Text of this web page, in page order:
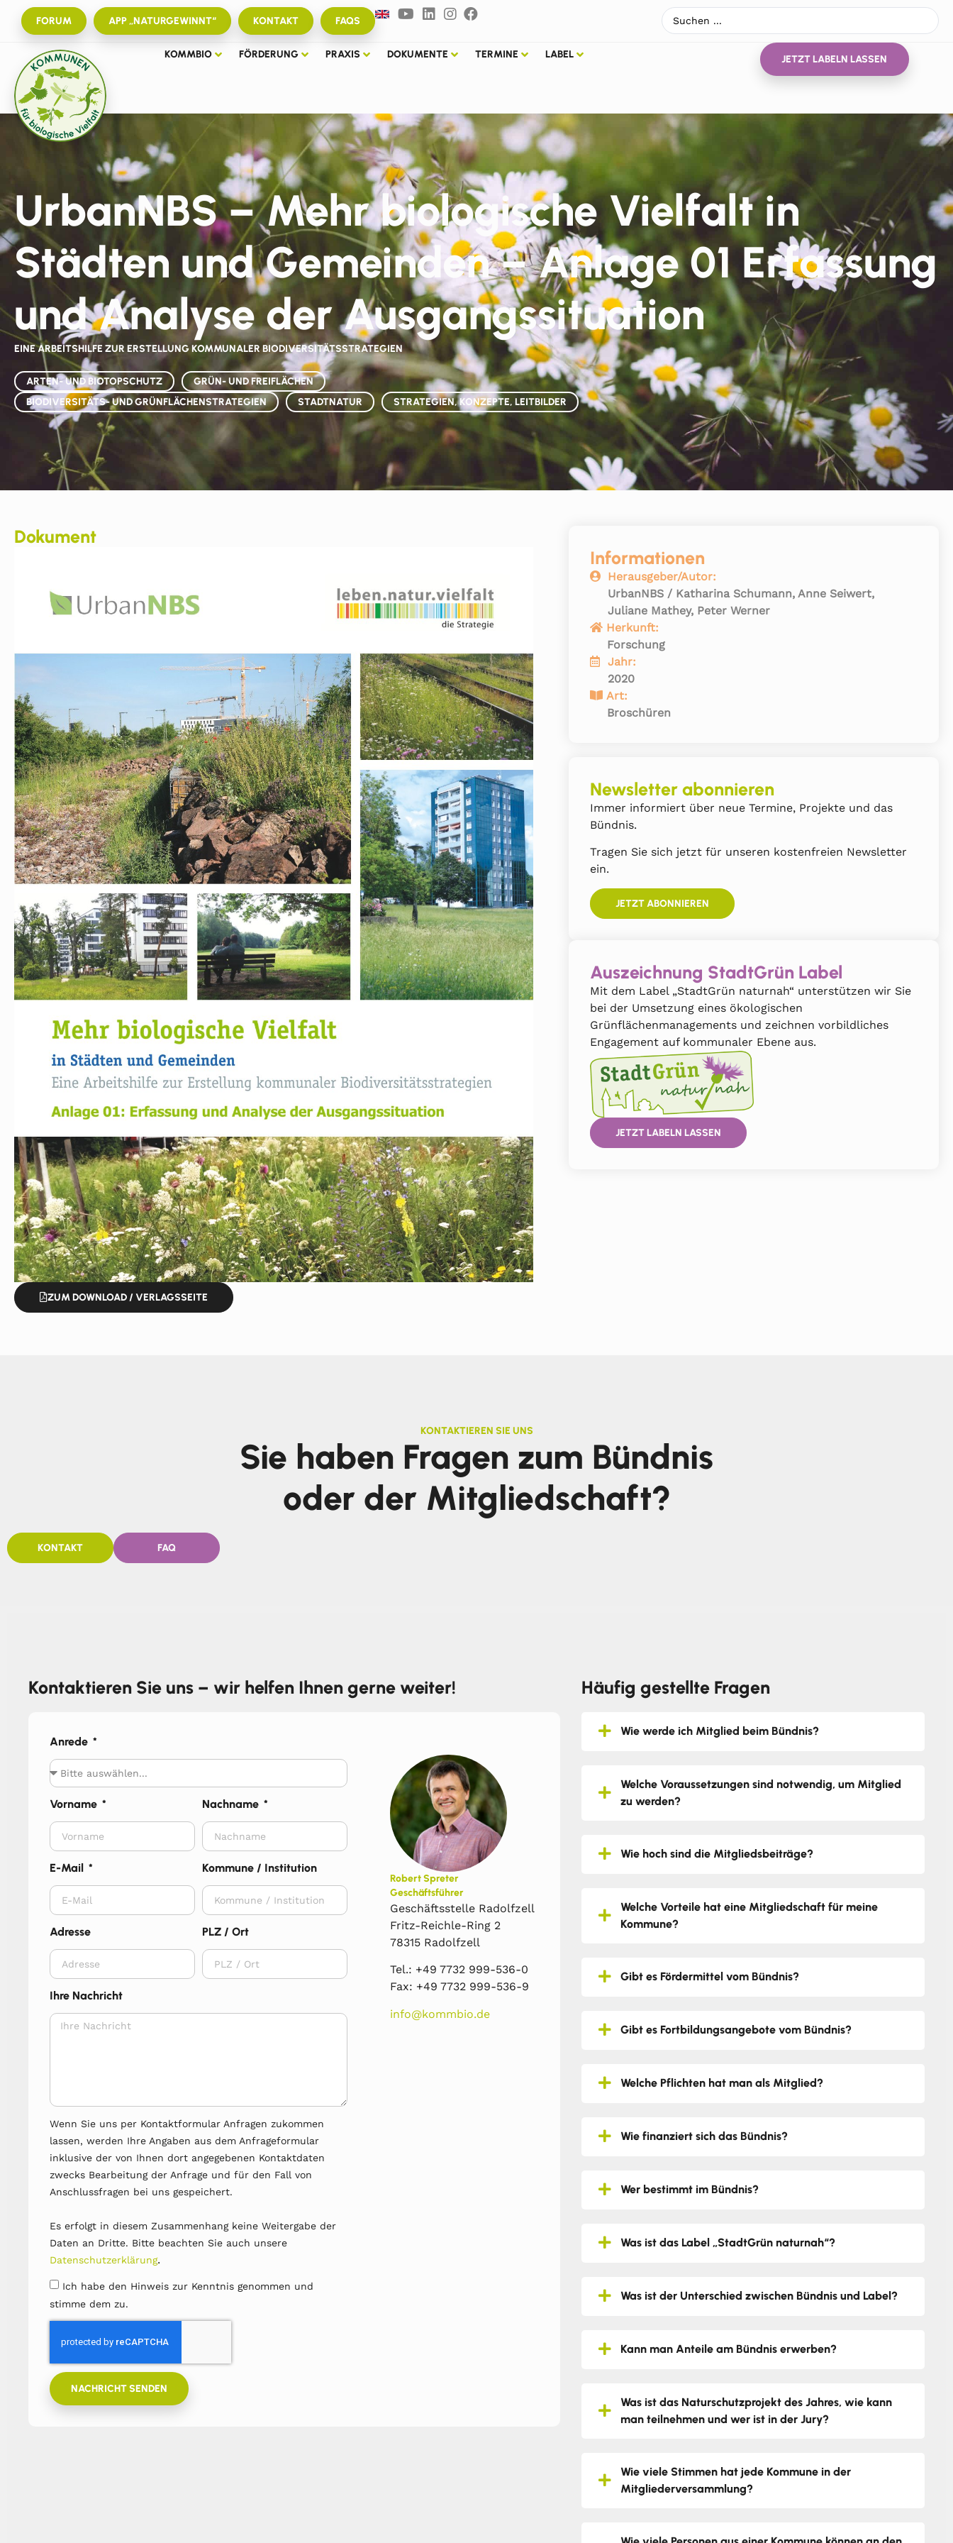
FORUM APP „NATURGEWINNT“ KONTAKT FAQS
KOMMBIO FÖRDERUNG PRAXIS DOKUMENTE TERMINE LABEL JETZT LABELN LASSEN
UrbanNBS – Mehr biologische Vielfalt in
Städten und Gemeinden – Anlage 01 Erfassung
und Analyse der Ausgangssituation
EINE ARBEITSHILFE ZUR ERSTELLUNG KOMMUNALER BIODIVERSITÄTSSTRATEGIEN
ARTEN- UND BIOTOPSCHUTZ
GRÜN- UND FREIFLÄCHEN
BIODIVERSITÄTS- UND GRÜNFLÄCHENSTRATEGIEN
STADTNATUR STRATEGIEN, KONZEPTE, LEITBILDER
Dokument
ZUM DOWNLOAD / VERLAGSSEITE
Informationen
Herausgeber/Autor:
UrbanNBS / Katharina Schumann, Anne Seiwert,
Juliane Mathey, Peter Werner
Herkunft:
Forschung
Jahr:
2020
Art:
Broschüren
Newsletter abonnieren
Immer informiert über neue Termine, Projekte und das
Bündnis.
Tragen Sie sich jetzt für unseren kostenfreien Newsletter
ein.
JETZT ABONNIEREN
Auszeichnung StadtGrün Label
Mit dem Label „StadtGrün naturnah“ unterstützen wir Sie
bei der Umsetzung eines ökologischen
Grünflächenmanagements und zeichnen vorbildliches
Engagement auf kommunaler Ebene aus.
JETZT LABELN LASSEN
KONTAKTIEREN SIE UNS
Sie haben Fragen zum Bündnis
oder der Mitgliedschaft?
KONTAKT FAQ
Kontaktieren Sie uns – wir helfen Ihnen gerne weiter!
Anrede
Vorname Nachname
E-Mail Kommune / Institution
Adresse PLZ / Ort
Ihre Nachricht
Wenn Sie uns per Kontaktformular Anfragen zukommen
lassen, werden Ihre Angaben aus dem Anfrageformular
inklusive der von Ihnen dort angegebenen Kontaktdaten
zwecks Bearbeitung der Anfrage und für den Fall von
Anschlussfragen bei uns gespeichert.
Es erfolgt in diesem Zusammenhang keine Weitergabe der
Daten an Dritte. Bitte beachten Sie auch unsere
Datenschutzerklärung.
Ich habe den Hinweis zur Kenntnis genommen und
stimme dem zu.
NACHRICHT SENDEN
Robert Spreter
Geschäftsführer
Geschäftsstelle Radolfzell
Fritz-Reichle-Ring 2
78315 Radolfzell
Tel.: +49 7732 999-536-0
Fax: +49 7732 999-536-9
info@kommbio.de
Häufig gestellte Fragen
Wie werde ich Mitglied beim Bündnis?
Welche Voraussetzungen sind notwendig, um Mitglied
zu werden?
Wie hoch sind die Mitgliedsbeiträge?
Welche Vorteile hat eine Mitgliedschaft für meine
Kommune?
Gibt es Fördermittel vom Bündnis?
Gibt es Fortbildungsangebote vom Bündnis?
Welche Pflichten hat man als Mitglied?
Wie finanziert sich das Bündnis?
Wer bestimmt im Bündnis?
Was ist das Label „StadtGrün naturnah“?
Was ist der Unterschied zwischen Bündnis und Label?
Kann man Anteile am Bündnis erwerben?
Was ist das Naturschutzprojekt des Jahres, wie kann
man teilnehmen und wer ist in der Jury?
Wie viele Stimmen hat jede Kommune in der
Mitgliederversammlung?